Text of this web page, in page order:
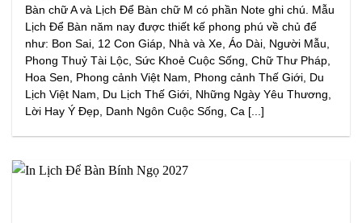
Bàn chữ A và Lịch Để Bàn chữ M có phần Note ghi chú. Mẫu
Lịch Để Bàn năm nay được thiết kế phong phú về chủ để
như: Bon Sai, 12 Con Giáp, Nhà và Xe, Áo Dài, Người Mẫu,
Phong Thuỷ Tài Lộc, Sức Khoẻ Cuộc Sống, Chữ Thư Pháp,
Hoa Sen, Phong cảnh Việt Nam, Phong cảnh Thế Giới, Du
Lịch Việt Nam, Du Lịch Thế Giới, Những Ngày Yêu Thương,
Lời Hay Ý Đẹp, Danh Ngôn Cuộc Sống, Ca [...]